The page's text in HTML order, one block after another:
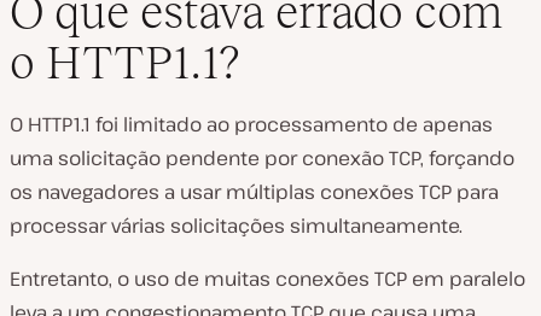
O que estava errado com
o HTTP1.1?
O HTTP1.1 foi limitado ao processamento de apenas
uma solicitação pendente por conexão TCP, forçando
os navegadores a usar múltiplas conexões TCP para
processar várias solicitações simultaneamente.
Entretanto, o uso de muitas conexões TCP em paralelo